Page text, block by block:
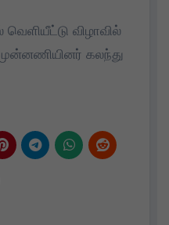
விழாவில்
கலந்து